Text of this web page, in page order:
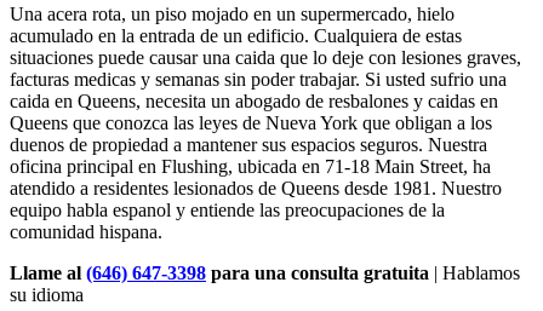
Una acera rota, un piso mojado en un supermercado, hielo
acumulado en la entrada de un edificio. Cualquiera de estas
situaciones puede causar una caida que lo deje con lesiones graves,
facturas medicas y semanas sin poder trabajar. Si usted sufrio una
caida en Queens, necesita un abogado de resbalones y caidas en
Queens que conozca las leyes de Nueva York que obligan a los
duenos de propiedad a mantener sus espacios seguros. Nuestra
oficina principal en Flushing, ubicada en 71-18 Main Street, ha
atendido a residentes lesionados de Queens desde 1981. Nuestro
equipo habla espanol y entiende las preocupaciones de la
comunidad hispana.
Llame al (646) 647-3398 para una consulta gratuita | Hablamos
su idioma